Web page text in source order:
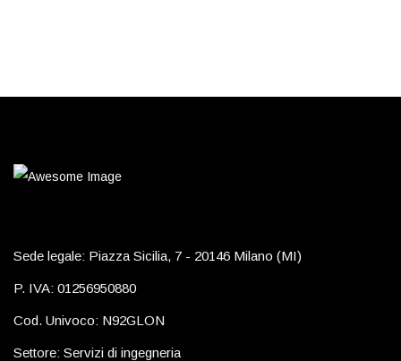
Sede legale: Piazza Sicilia, 7 - 20146 Milano (MI)
P. IVA: 01256950880
Cod. Univoco: N92GLON
Settore: Servizi di ingegneria